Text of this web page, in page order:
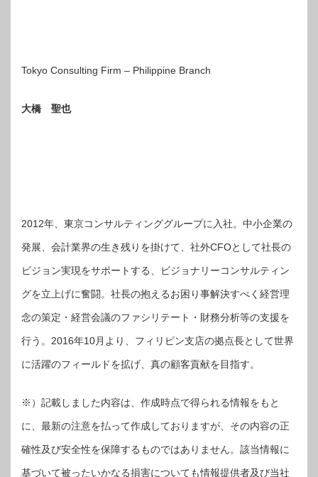
Tokyo Consulting Firm – Philippine Branch
大橋 聖也
2012年、東京コンサルティンググループに入社。中小企業の
発展、会計業界の生き残りを掛けて、社外CFOとして社長の
ビジョン実現をサポートする、ビジョナリーコンサルティン
グを立上げに奮闘。社長の抱えるお困り事解決すべく経営理
念の策定・経営会議のファシリテート・財務分析等の支援を
行う。2016年10月より、フィリピン支店の拠点長として世界
に活躍のフィールドを拡げ、真の顧客貢献を目指す。
※）記載しました内容は、作成時点で得られる情報をもと
に、最新の注意を払って作成しておりますが、その内容の正
確性及び安全性を保障するものではありません。該当情報に
基づいて被ったいかなる損害についても情報提供者及び当社